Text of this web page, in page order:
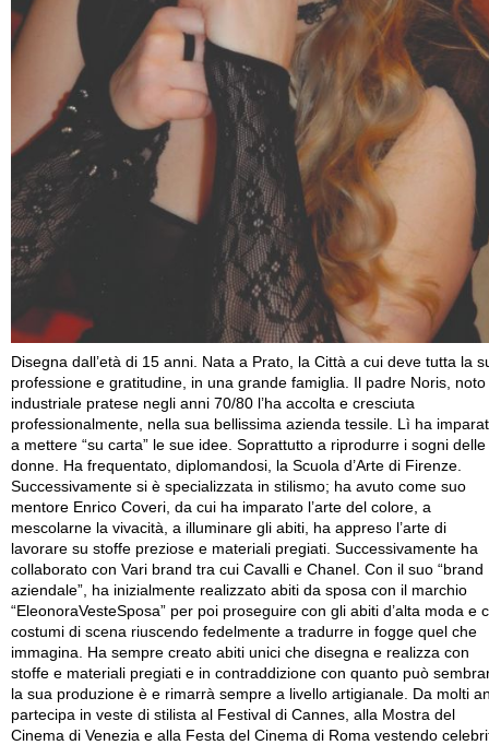
Disegna dall’età di 15 anni. Nata a Prato, la Città a cui deve tutta la
professione e gratitudine, in una grande famiglia. Il padre Noris, noto
industriale pratese negli anni 70/80 l’ha accolta e cresciuta
professionalmente, nella sua bellissima azienda tessile. Lì ha
a mettere “su carta” le sue idee. Soprattutto a riprodurre i sogni delle
donne. Ha frequentato, diplomandosi, la Scuola d’Arte di Firenze.
Successivamente si è specializzata in stilismo; ha avuto come suo
mentore Enrico Coveri, da cui ha imparato l’arte del colore, a
mescolarne la vivacità, a illuminare gli abiti, ha appreso l’arte di
lavorare su stoffe preziose e materiali pregiati. Successivamente ha
collaborato con Vari brand tra cui Cavalli e Chanel. Con il suo “brand
aziendale”, ha inizialmente realizzato abiti da sposa con il marchio
“EleonoraVesteSposa” per poi proseguire con gli abiti d’alta moda e
costumi di scena riuscendo fedelmente a tradurre in fogge quel che
immagina. Ha sempre creato abiti unici che disegna e realizza con
stoffe e materiali pregiati e in contraddizione con quanto può
la sua produzione è e rimarrà sempre a livello artigianale. Da molti
partecipa in veste di stilista al Festival di Cannes, alla Mostra del
Cinema di Venezia e alla Festa del Cinema di Roma vestendo